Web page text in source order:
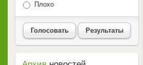
Плохо
Голосовать Результаты